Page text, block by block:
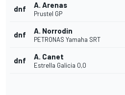
dnf A. Arenas
Prustel GP
dnf A. Norrodin
PETRONAS Yamaha SRT
dnf A. Canet
Estrella Galicia 0,0